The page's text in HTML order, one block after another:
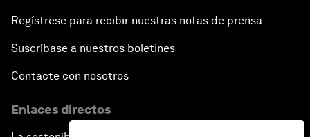
Regístrese para recibir nuestras notas de prensa
Suscríbase a nuestros boletines
Contacte con nosotros
Enlaces directos